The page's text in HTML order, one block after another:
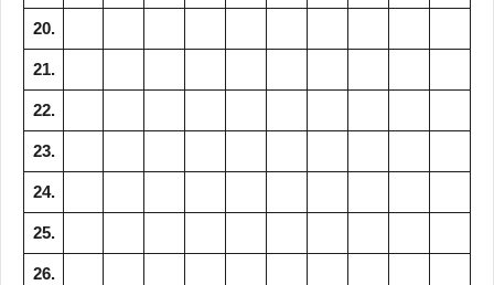
20.
21.
22.
23.
24.
25.
26.